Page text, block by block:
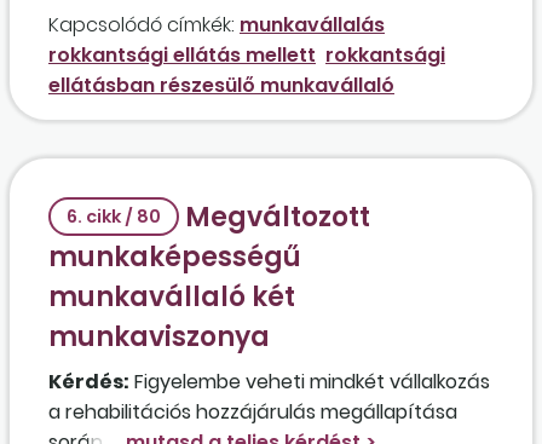
kedvezményt? Jár pótszabadság a
munkavállaló részére?
Kapcsolódó címkék: munkavállalás
rokkantsági ellátás mellett rokkantsági
ellátásban részesülő munkavállaló
6. cikk / 80
Megváltozott
munkaképességű
munkavállaló két
munkaviszonya
Kérdés: Figyelembe veheti mindkét vállalkozás
a rehabilitációs hozzájárulás megállapítása